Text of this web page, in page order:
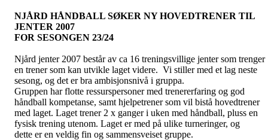
NJÅRD HÅNDBALL SØKER NY HOVEDTRENER TIL
JENTER 2007
FOR SESONGEN 23/24
Njård jenter 2007 består av ca 16 treningsvillige jenter som trenger
en trener som kan utvikle laget videre. Vi stiller med et lag neste
sesong, og det er bra ambisjonsnivå i gruppa.
Gruppen har flotte ressurspersoner med trenererfaring og god
håndball kompetanse, samt hjelpetrener som vil bistå hovedtrener
med laget. Laget trener 2 x ganger i uken med håndball, pluss en
fysisk trening utenom. Laget er med på ulike turneringer, og
dette er en veldig fin og sammensveiset gruppe.